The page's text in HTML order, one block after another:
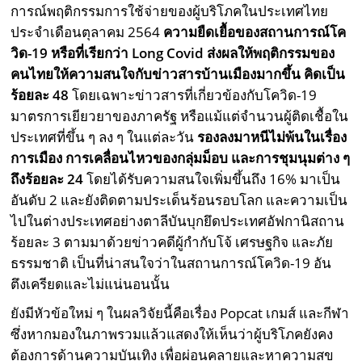
การณ์พฤติกรรมการใช้จ่ายของผู้บริโภคในประเทศไทย
ประจำเดือนตุลาคม 2564 ความยืดเยื้อของสถานการณ์โค
วิด-19 หรือที่เรียกว่า Long Covid ส่งผลให้พฤติกรรมของ
คนไทยให้ความสนใจกับข่าวสารบ้านเมืองมากขึ้น คิดเป็น
ร้อยละ 48 โดยเฉพาะข่าวสารที่เกี่ยวข้องกับโควิด-19
มาตรการเยียวยาของภาครัฐ หรือแม้แต่จำนวนผู้ติดเชื้อใน
ประเทศที่ขึ้น ๆ ลง ๆ ในแต่ละวัน รองลงมาหนีไม่พ้นในเรื่อง
การเมือง การเคลื่อนไหวของกลุ่มม็อบ และการชุมนุมต่าง ๆ
ถึงร้อยละ24โดยได้รับความสนใจเพิ่มขึ้นถึง 16% มาเป็น
อันดับ 2 และยังติดตามประเด็นร้อนรอบโลก และความเป็น
ไปในต่างประเทศอย่างตาลีบันบุกยึดประเทศอัฟกานิสถาน
ร้อยละ 3 ตามมาด้วยข่าวคดีผู้กำกับโจ้ เศรษฐกิจ และภัย
ธรรมชาติ เป็นที่น่าสนใจว่าในสถานการณ์โควิด-19 อัน
ตึงเครียดและไม่แน่นอนนั้น
ยังมีหัวข้อใหม่ ๆ ในผลวิจัยนี้คือเรื่อง Popcat เกมส์ และกีฬา
ซึ่งหากมองในภาพรวมแล้วแสดงให้เห็นว่าผู้บริโภคยังคง
ต้องการด้านความบันเทิง เพื่อผ่อนคลายและหาความสุข